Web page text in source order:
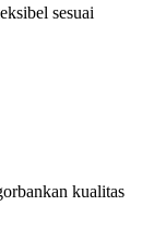
sesuai
kualitas